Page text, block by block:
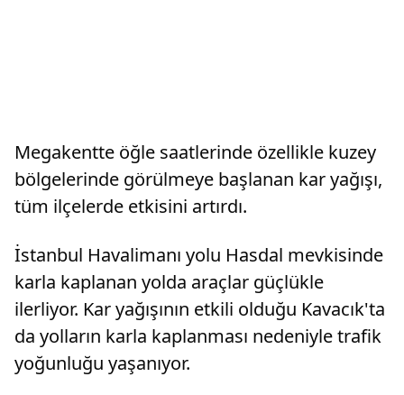
Megakentte öğle saatlerinde özellikle kuzey
bölgelerinde görülmeye başlanan kar yağışı,
tüm ilçelerde etkisini artırdı.
İstanbul Havalimanı yolu Hasdal mevkisinde
karla kaplanan yolda araçlar güçlükle
ilerliyor. Kar yağışının etkili olduğu Kavacık'ta
da yolların karla kaplanması nedeniyle trafik
yoğunluğu yaşanıyor.